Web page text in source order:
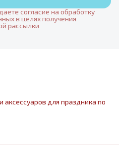
согласие на обработку
в целях получения
рассылки
для праздника по